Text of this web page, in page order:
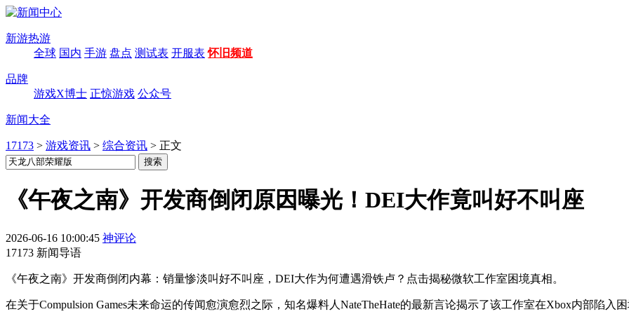
新游热游
全球 国内 手游 盘点 测试表 开服表 怀旧频道
品牌
游戏X博士 正惊游戏 公众号
新闻大全
17173 > 游戏资讯 > 综合资讯 > 正文
《午夜之南》开发商倒闭原因曝光！DEI大作竟叫好不叫座
2026-06-16 10:00:45 神评论
17173 新闻导语
《午夜之南》开发商倒闭内幕：销量惨淡叫好不叫座，DEI大作为何遭遇滑铁卢？点击揭秘微软工作室困境真相。
在关于Compulsion Games未来命运的传闻愈演愈烈之际，知名爆料人NateTheHate的最新言论揭示了该工作室在Xbox内部陷入困